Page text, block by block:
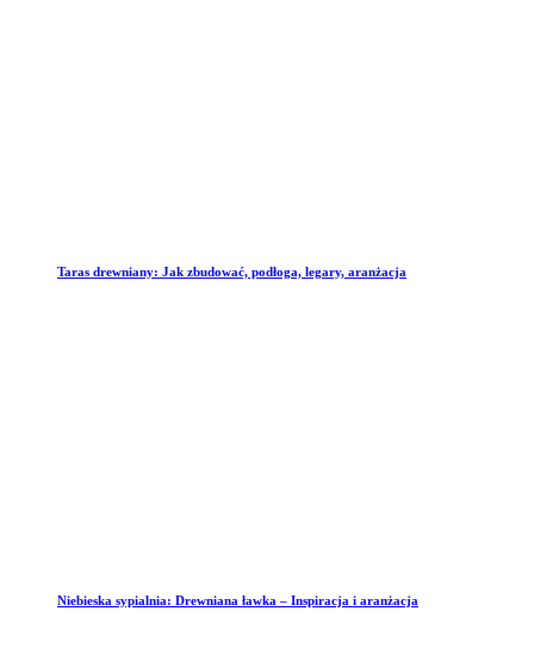
Taras drewniany: Jak zbudować, podłoga, legary, aranżacja
Niebieska sypialnia: Drewniana ławka – Inspiracja i aranżacja